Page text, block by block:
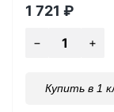
1 721 ₽
Купить в 1